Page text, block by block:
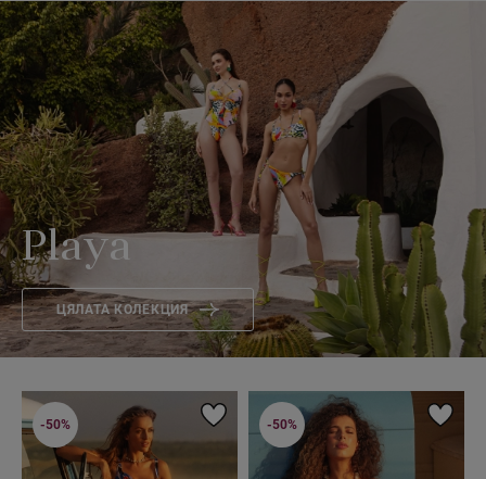
Playa
ЦЯЛАТА КОЛЕКЦИЯ
-50% -50%